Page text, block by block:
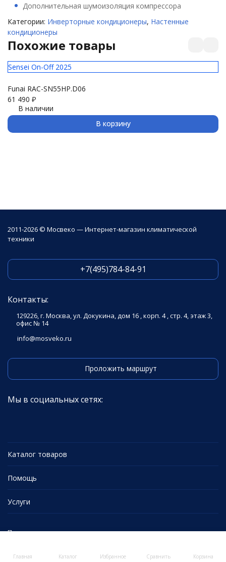
Дополнительная шумоизоляция компрессора
Категории: Инверторные кондиционеры, Настенные
кондиционеры
Похожие товары
Sensei On-Off 2025
Funai RAC-SN55HP.D06
61 490 ₽
В наличии
В корзину
Главная Каталог Избранное Сравнить Корзина
2011-2026 © Мосвеко — Интернет-магазин климатической
техники
+7(495)784-84-91
Контакты:
129226, г. Москва, ул. Докукина, дом 16 , корп. 4 , стр. 4, этаж 3,
офис № 14
info@mosveko.ru
Проложить маршрут
Мы в социальных сетях:
Каталог товаров
Помощь
Услуги
Политика персональных данных